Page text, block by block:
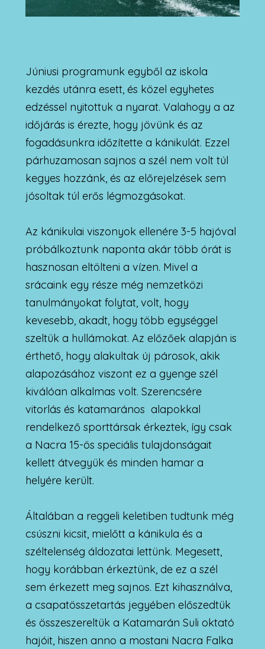
Júniusi programunk egyből az iskola
kezdés utánra esett, és közel egyhetes
edzéssel nyitottuk a nyarat. Valahogy a az
időjárás is érezte, hogy jövünk és az
fogadásunkra időzítette a kánikulát. Ezzel
párhuzamosan sajnos a szél nem volt túl
kegyes hozzánk, és az előrejelzések sem
jósoltak túl erős légmozgásokat.
Az kánikulai viszonyok ellenére 3-5 hajóval
próbálkoztunk naponta akár több órát is
hasznosan eltölteni a vízen. Mivel a
srácaink egy része még nemzetközi
tanulmányokat folytat, volt, hogy
kevesebb, akadt, hogy több egységgel
szeltük a hullámokat. Az előzőek alapján is
érthető, hogy alakultak új párosok, akik
alapozásához viszont ez a gyenge szél
kiválóan alkalmas volt. Szerencsére
vitorlás és katamarános alapokkal
rendelkező sporttársak érkeztek, így csak
a Nacra 15-ös speciális tulajdonságait
kellett átvegyük és minden hamar a
helyére került.
Általában a reggeli keletiben tudtunk még
csúszni kicsit, mielőtt a kánikula és a
széltelenség áldozatai lettünk. Megesett,
hogy korábban érkeztünk, de ez a szél
sem érkezett meg sajnos. Ezt kihasználva,
a csapatösszetartás jegyében előszedtük
és összeszereltük a Katamarán Suli oktató
hajóit, hiszen anno a mostani Nacra Falka